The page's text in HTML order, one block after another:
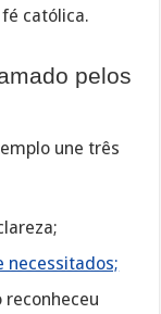
católica.
pelos
une três
necessitados;
reconheceu